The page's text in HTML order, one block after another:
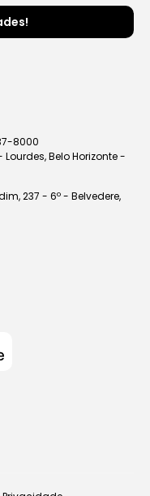
8000
Belo Horizonte -
237 - 6º - Belvedere,